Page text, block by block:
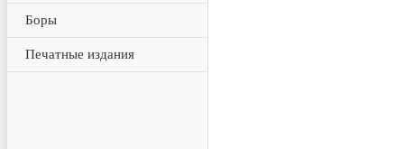
Боры
Печатные издания